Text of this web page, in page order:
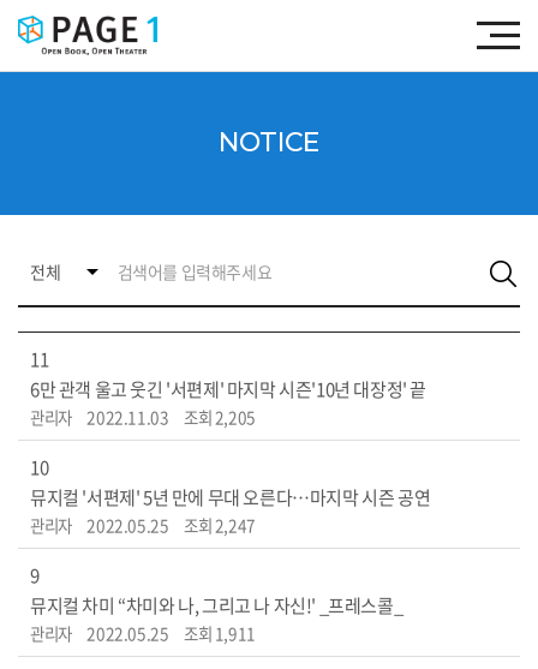
NOTICE
11
6만 관객 울고 웃긴 '서편제' 마지막 시즌'10년 대장정' 끝
관리자 2022.11.03 조회 2,205
10
뮤지컬 '서편제' 5년 만에 무대 오른다…마지막 시즌 공연
관리자 2022.05.25 조회 2,247
9
뮤지컬 차미 “차미와 나, 그리고 나 자신!' _프레스콜_
관리자 2022.05.25 조회 1,911